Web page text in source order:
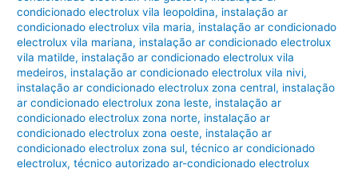
condicionado electrolux vila leopoldina, instalação ar
condicionado electrolux vila maria, instalação ar condicionado
electrolux vila mariana, instalação ar condicionado electrolux
vila matilde, instalação ar condicionado electrolux vila
medeiros, instalação ar condicionado electrolux vila nivi,
instalação ar condicionado electrolux zona central, instalação
ar condicionado electrolux zona leste, instalação ar
condicionado electrolux zona norte, instalação ar
condicionado electrolux zona oeste, instalação ar
condicionado electrolux zona sul,técnico ar condicionado
electrolux,técnico autorizado ar-condicionado electrolux